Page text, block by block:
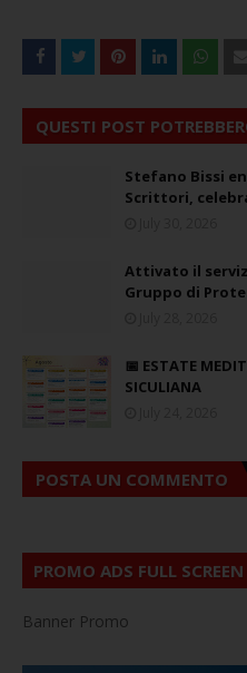
QUESTI POST
Stefano Bissi
Scrittori,
Attivato il
Gruppo di
📅 ESTATE
SICULIANA
POSTA UN COMMENTO
PROMO ADS FULL SCREEN
Banner Promo